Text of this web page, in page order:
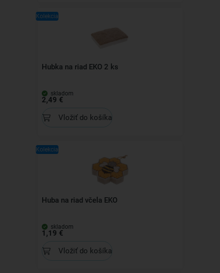
Kolekcia
Hubka na riad EKO 2 ks
skladom
2,49 €
Vložiť do košíka
Kolekcia
Huba na riad včela EKO
skladom
1,19 €
Vložiť do košíka